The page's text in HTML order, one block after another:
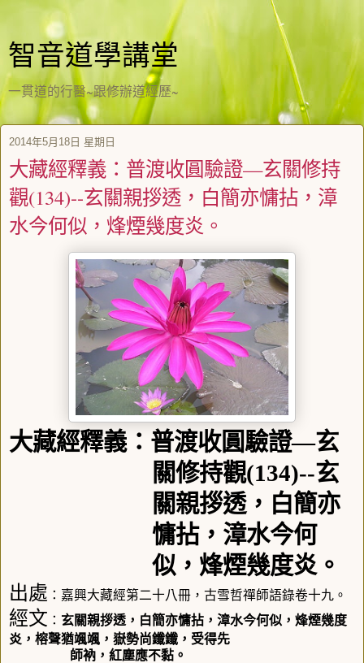
智音道學講堂
一貫道的行醫~跟修辦道經歷~
2014年5月18日 星期日
大藏經釋義：普渡收圓驗證—玄關修持
觀(134)--玄關親拶透，白簡亦慵拈，漳
水今何似，烽煙幾度炎。
大藏經釋義：普渡收圓驗證—玄
關修持觀(134)--玄
關親拶透，白簡亦
慵拈，漳水今何
似，烽煙幾度炎。
出處 ：嘉興大藏經第二十八冊，古雪哲禪師語錄卷十九。
經文 ： 玄關親拶透，白簡亦慵拈，漳水今何似，烽煙幾度
炎，榕聲猶颯颯，嶽勢尚鑯鑯，受得先
師衲，紅塵應不黏。